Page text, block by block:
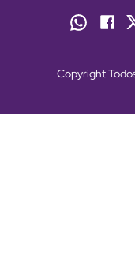
Copyright